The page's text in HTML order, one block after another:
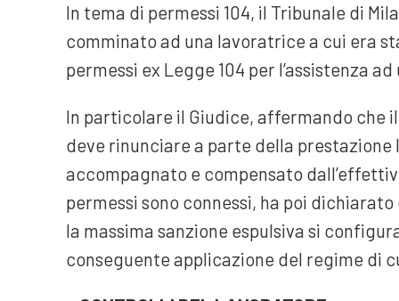
In tema di permessi 104, il Tribunale di
comminato ad una lavoratrice a cui era
permessi ex Legge 104 per l’assistenza
In particolare il Giudice, affermando che
deve rinunciare a parte della
accompagnato e compensato
permessi sono connessi, ha poi
la massima sanzione espulsiva si
conseguente applicazione del regime di